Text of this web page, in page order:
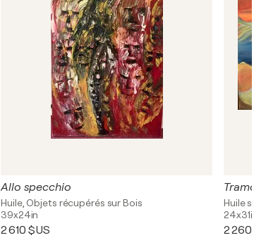
Allo specchio
Huile, Objets récupérés sur Bois
39x24in
2 610 $US
Huile sur
24x31in
2 260